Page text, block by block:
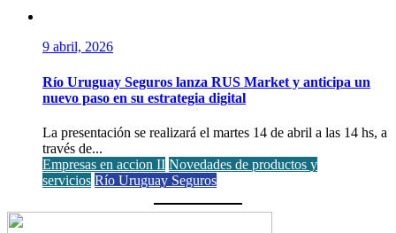
9 abril, 2026
Río Uruguay Seguros lanza RUS Market y anticipa un
nuevo paso en su estrategia digital
La presentación se realizará el martes 14 de abril a las 14 hs, a
través de...
Empresas en accion II Novedades de productos y
servicios Río Uruguay Seguros